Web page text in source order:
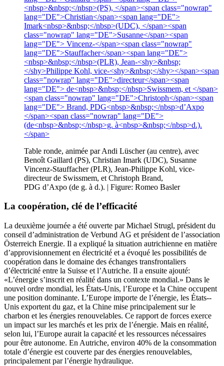
Table ronde, animée par Andi Lüscher (au centre), avec
Benoît Gaillard (PS), Christian Imark (UDC), Susanne
Vincenz-Stauffacher(PLR), Jean-­Philippe Kohl, vice-­
directeurde Swissmem, et Christoph Brand,
PDG d’Axpo (de g. à d.). | Figure: Romeo Basler
La coopération, clé de l’efficacité
La deuxième journée a été ouverte parMichael Strugl, président du
conseil d’administration de Verbund AG et président de l’association
Österreich Energie. Il a expliqué la situation autrichienne en matière
d’approvisionnement en électricité et a évoqué les possibilités de
coopération dans le domaine des échanges transfrontaliers
d’électricité entre la Suisse et l’Autriche. Il a ensuite ajouté:
«L’énergie s’inscrit en réalité dans un contexte mondial.» Dans le
nouvel ordre mondial, les États-­Unis, l’Europe et la Chine occupent
une position dominante. L’Europe importe de l’énergie, les États-­
Unis exportent du gaz, et la Chine mise principalement sur le
charbon et les énergies renouvelables. Ce rapport de forces exerce
un impact sur les marchés et les prix de l’énergie. Mais en réalité,
selon lui, l’Europe aurait la capacité et les ressources nécessaires
pour être autonome. En Autriche, environ 40% de la consommation
totale d’énergie est couverte par des énergies renouvelables,
principalement par l’énergie hydraulique.